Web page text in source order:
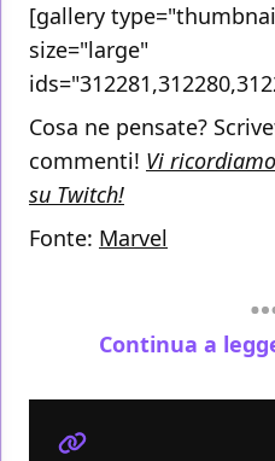
[gallery
size="large"
Cosa ne pensate?
commenti! Vi
su Twitch!
Fonte: Marvel
Continua a